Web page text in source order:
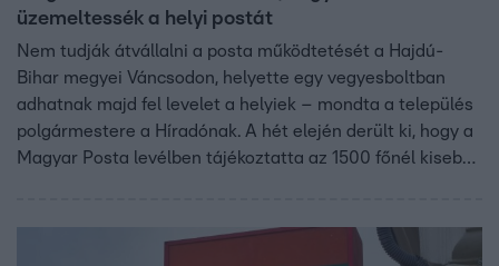
üzemeltessék a helyi postát
Nem tudják átvállalni a posta működtetését a Hajdú-
Bihar megyei Váncsodon, helyette egy vegyesboltban
adhatnak majd fel levelet a helyiek – mondta a település
polgármestere a Híradónak. A hét elején derült ki, hogy a
Magyar Posta levélben tájékoztatta az 1500 főnél kisebb
szerint a kistelepüléseknek ez kigazdálkodhatatlan, így